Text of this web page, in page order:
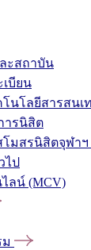
ะสถาบัน
บียน
นโลยีสารสนเ
ารนิสิต
มสรนิสิตจุฬาฯ
ไป
ลน์ (MCV)